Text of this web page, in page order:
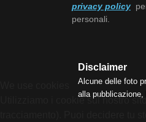
privacy policy
personali.
Disclaimer
Alcune delle foto
alla
Utilizziamo i cookie sul nostro